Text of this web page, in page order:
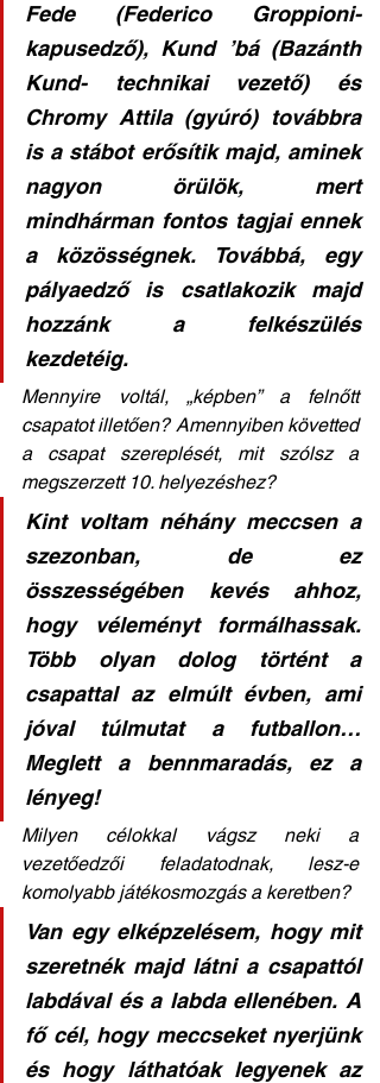
Fede (Federico Groppioni-
kapusedző), Kund ’bá (Bazánth
Kund- technikai vezető) és
Chromy Attila (gyúró) továbbra
is a stábot erősítik majd, aminek
nagyon örülök, mert
mindhárman fontos tagjai ennek
a közösségnek. Továbbá, egy
pályaedző is csatlakozik majd
hozzánk a felkészülés
kezdetéig.
Mennyire voltál, „képben” a felnőtt
csapatot illetően? Amennyiben követted
a csapat szereplését, mit szólsz a
megszerzett 10. helyezéshez?
Kint voltam néhány meccsen a
szezonban, de ez
összességében kevés ahhoz,
hogy véleményt formálhassak.
Több olyan dolog történt a
csapattal az elmúlt évben, ami
jóval túlmutat a futballon…
Meglett a bennmaradás, ez a
lényeg!
Milyen célokkal vágsz neki a
vezetőedzői feladatodnak, lesz-e
komolyabb játékosmozgás a keretben?
Van egy elképzelésem, hogy mit
szeretnék majd látni a csapattól
labdával és a labda ellenében. A
fő cél, hogy meccseket nyerjünk
és hogy láthatóak legyenek az